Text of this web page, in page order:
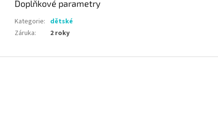
Doplňkové parametry
Kategorie: dětské
Záruka: 2 roky